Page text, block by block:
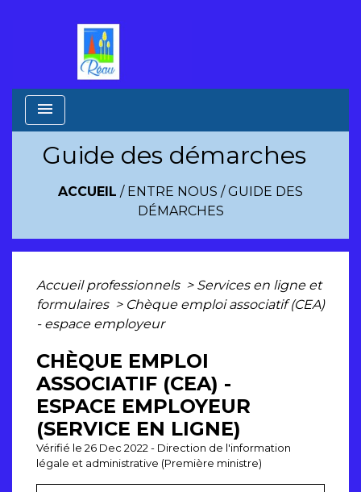
menu
Guide des démarches
ACCUEIL / ENTRE NOUS /GUIDE DES
DÉMARCHES
Accueil professionnels > Services en ligne et
formulaires > Chèque emploi associatif (CEA)
- espace employeur
CHÈQUE EMPLOI
ASSOCIATIF (CEA) -
ESPACE EMPLOYEUR
(SERVICE EN LIGNE)
Vérifié le 26 Dec 2022 - Direction de l'information
légale et administrative (Première ministre)